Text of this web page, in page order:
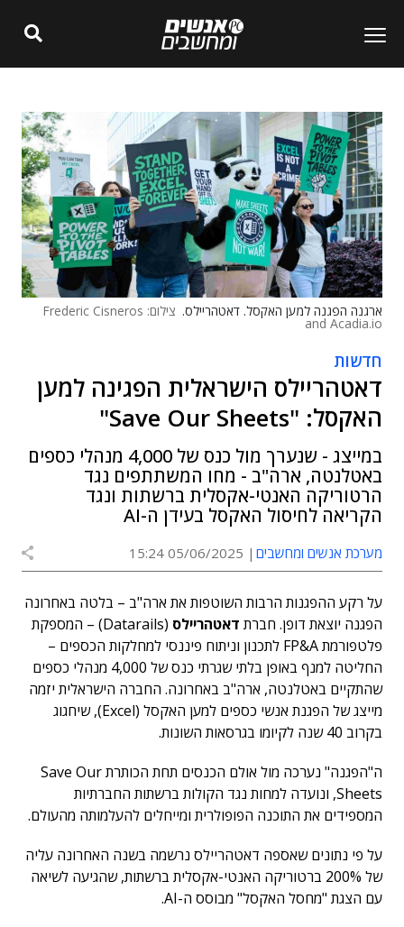
ארגנה הפגנה למען האקסל. דאטהריילס. צילום: Frederic Cisneros
and Acadia.io
חדשות
דאטהריילס הישראלית הפגינה למען
האקסל: "Save Our Sheets"
במייצג - שנערך מול כנס של 4,000 מנהלי כספים
באטלנטה, ארה"ב - מחו המשתתפים נגד
הרטוריקה האנטי-אקסלית ברשתות ונגד
הקריאה לחיסול האקסל בעידן ה-AI
מערכת אנשים ומחשבים 05/06/2025 15:24
על רקע ההפגנות הרבות השוטפות את ארה"ב – בלטה באחרונה
הפגנה יוצאת דופן. חברת דאטהריילס
(Datarails) – המספקת
פלטפורמת FP&A לתכנון וניתוח פיננסי למחלקות הכספים –
החליטה למנף באופן בלתי שגרתי כנס של 4,000 מנהלי כספים
שהתקיים באטלנטה, ארה"ב באחרונה. החברה הישראלית יזמה
מייצג של הפגנת אנשי כספים למען האקסל (Excel), שיחגוג
בקרוב 40 שנה לקיומו בגרסאות השונות.
ה"הפגנה" נערכה מול אולם הכנסים תחת הכותרת Save Our
Sheets, ונועדה למחות נגד הקולות ברשתות החברתיות
המספידים את התוכנה הפופולרית ומייחלים להעלמותה מהעולם.
על פי נתונים שאספה דאטהריילס נרשמה בשנה האחרונה עליה
של 200% ברטוריקה האנטי-אקסלית ברשתות, שהגיעה לשיאה
עם הצגת "מחסל האקסל" מבוסס ה-AI.